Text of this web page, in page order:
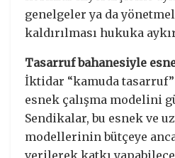
genelgeler ya da
kaldırılması hukuka
Tasarruf bahanesiyle
İktidar “kamuda tasarruf”
esnek çalışma modelini
Sendikalar, bu esnek ve
modellerinin bütçeye
verilerek katkı